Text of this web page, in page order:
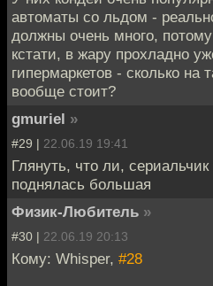
автоматы со льдом -
должны очень много,
кстати, в жару прохладно
гипермаркетов - сколько
вообще стоит?
gmuriel »
#29 | 22.06.19 19:41
Глянуть, что ли, сериальчик
поднялась большая
Физик-Любитель »
#30 | 22.06.19 20:13
Кому: Whisper, #28